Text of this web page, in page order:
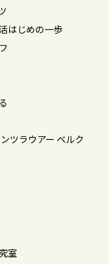
はじめの一歩
ツラウアー ベルク
室